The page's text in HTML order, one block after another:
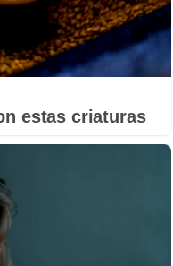
estas criaturas